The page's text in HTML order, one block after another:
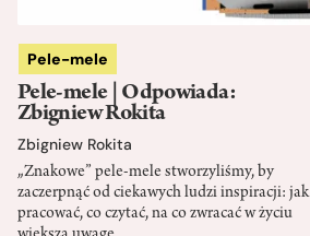
Pele-mele
Pele-mele | Odpowiada:
Zbigniew Rokita
Zbigniew Rokita
„Znakowe” pele-mele stworzyliśmy, by
zaczerpnąć od ciekawych ludzi inspiracji: jak
pracować, co czytać, na co zwracać w życiu